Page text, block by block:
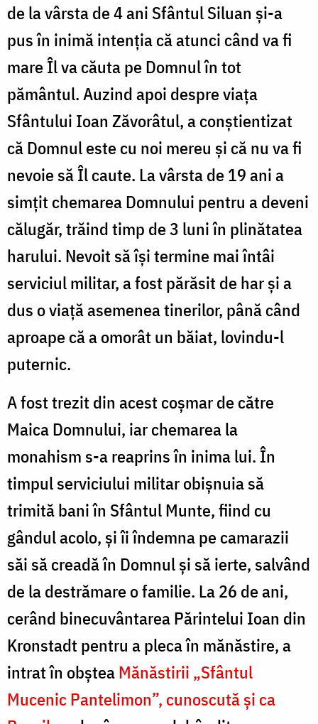
de la vârsta de 4 ani Sfântul Siluan și-a
pus în inimă intenția că atunci când va fi
mare Îl va căuta pe Domnul în tot
pământul. Auzind apoi despre viața
Sfântului Ioan Zăvorâtul, a conștientizat
că Domnul este cu noi mereu și că nu va fi
nevoie să Îl caute. La vârsta de 19 ani a
simțit chemarea Domnului pentru a deveni
călugăr, trăind timp de 3 luni în plinătatea
harului. Nevoit să își termine mai întâi
serviciul militar, a fost părăsit de har și a
dus o viață asemenea tinerilor, până când
aproape că a omorât un băiat, lovindu-l
puternic.
A fost trezit din acest coșmar de către
Maica Domnului, iar chemarea la
monahism s-a reaprins în inima lui. În
timpul serviciului militar obișnuia să
trimită bani în Sfântul Munte, fiind cu
gândul acolo, și îi îndemna pe camarazii
săi să creadă în Domnul și să ierte, salvând
de la destrămare o familie. La 26 de ani,
cerând binecuvântarea Părintelui Ioan din
Kronstadt pentru a pleca în mănăstire, a
intrat în obșteaMănăstirii „Sfântul
Mucenic Pantelimon”, cunoscută și ca